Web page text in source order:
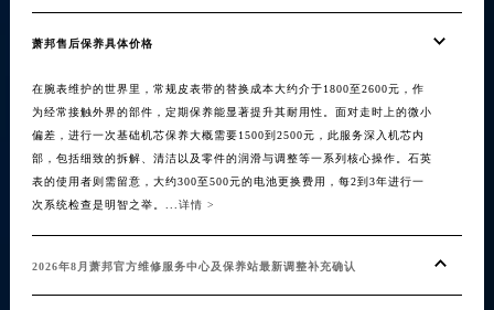
萧邦售后保养具体价格
在腕表维护的世界里，常规皮表带的替换成本大约介于1800至2600元，作
为经常接触外界的部件，定期保养能显著提升其耐用性。面对走时上的微小
偏差，进行一次基础机芯保养大概需要1500到2500元，此服务深入机芯内
部，包括细致的拆解、清洁以及零件的润滑与调整等一系列核心操作。石英
表的使用者则需留意，大约300至500元的电池更换费用，每2到3年进行一
次系统检查是明智之举。...详情 >
2026年8月萧邦官方维修服务中心及保养站最新调整补充确认